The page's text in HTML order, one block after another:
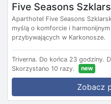
Five Seasons
Aparthotel Five Seasons
myślą o komforcie i
przybywających w Karkonosze.
Triverna. Do końca 23 godziny.
Skorzystano 10 razy.
new
Zobacz